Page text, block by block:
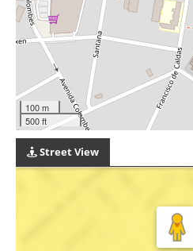
100 m
500 ft
Street View